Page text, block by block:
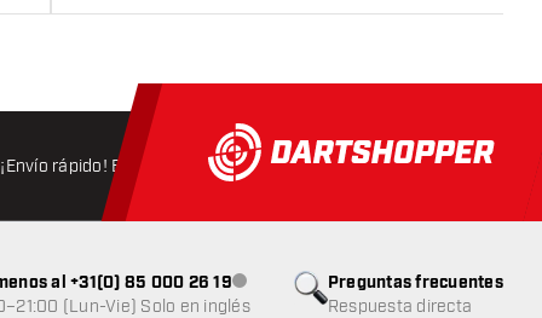
¡Envío rápido! Expedición en 24 horas Envío gratisa partir
Preguntas frecuentes
Respuesta directa
al +31(0) 85 000 26 19Atención al cliente no disponible
(Lun-Vie) Solo en inglés